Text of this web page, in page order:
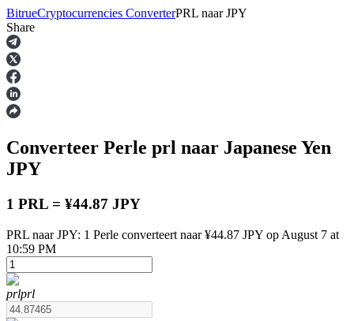
Termijncontracten
USDT-futures
BitrueCryptocurrencies ConverterPRL naar JPY
Share
Converteer Perle prl naar Japanese Yen
JPY
1 PRL = ¥44.87 JPY
PRL naar JPY: 1 Perle converteert naar ¥44.87 JPY op August 7 at
10:59 PM
prlprl